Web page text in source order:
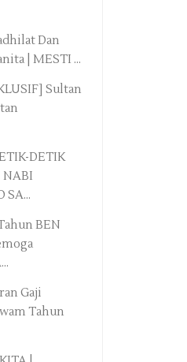
Dan
| MESTI ...
Sultan
DETIK
NABI
SA...
BEN
Gaji
Tahun